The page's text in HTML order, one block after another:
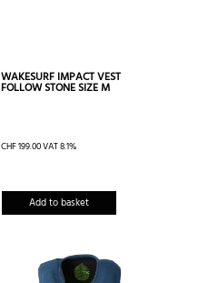
WAKESURF IMPACT VEST
FOLLOW STONE SIZE M
CHF199.00VAT 8.1%
Add to basket